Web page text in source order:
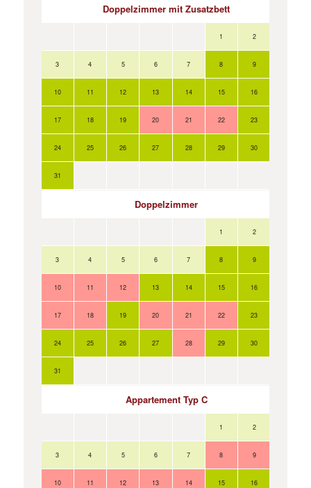
Doppelzimmer mit Zusatzbett
1 2
3 4 5 6 7 8 9
10 11 12 13 14 15 16
17 18 19 20 21 22 23
24 25 26 27 28 29 30
31
Doppelzimmer
1 2
3 4 5 6 7 8 9
10 11 12 13 14 15 16
17 18 19 20 21 22 23
24 25 26 27 28 29 30
31
Appartement Typ C
1 2
3 4 5 6 7 8 9
10 11 12 13 14 15 16